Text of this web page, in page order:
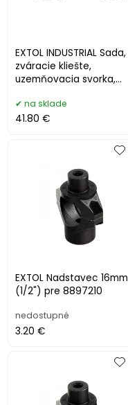
EXTOL INDUSTRIAL Sada,
zváracie kliešte,
uzemňovacia svorka,
8798221
na sklade
41.80 €
EXTOL Nadstavec 16mm
(1/2") pre 8897210
nedostupné
3.20 €